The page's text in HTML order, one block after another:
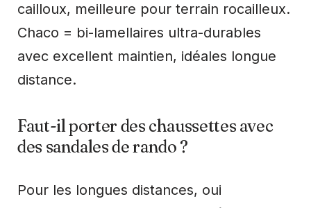
cailloux, meilleure pour terrain rocailleux.
Chaco = bi-lamellaires ultra-durables
avec excellent maintien, idéales longue
distance.
Faut-il porter des chaussettes avec
des sandales de rando ?
Pour les longues distances, oui